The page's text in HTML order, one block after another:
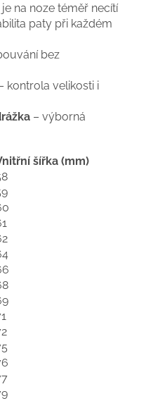
je na noze téměř necítí
paty při každém
bez
kontrola velikosti i
– výborná
šířka (mm)